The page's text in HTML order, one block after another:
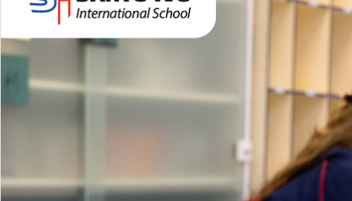
EDUCAÇÃO INFANTIL
Inglês todos os dias